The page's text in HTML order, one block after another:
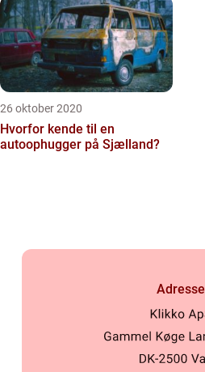
26 oktober 2020
Hvorfor kende til en
autoophugger på Sjælland?
Adresse